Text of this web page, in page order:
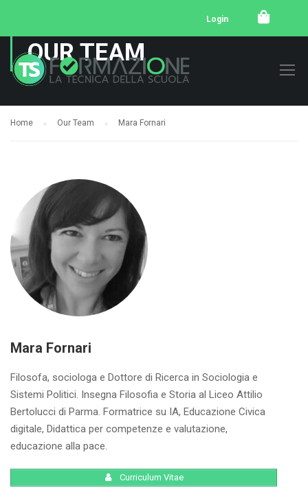
Login
OUR TEAM
Home Our Team Mara Fornari
Mara Fornari
Filosofa, sociologa e Dottore di Ricerca in Sociologia e
Sistemi Politici. Insegna Filosofia e Storia al Liceo Attilio
Bertolucci di Parma. Formatrice su IA, Educazione Civica
digitale, Didattica per competenze e valutazione,
educazione alla pace.
Curriculum Vitae